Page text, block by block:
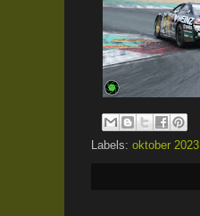
Labels: oktober 2023